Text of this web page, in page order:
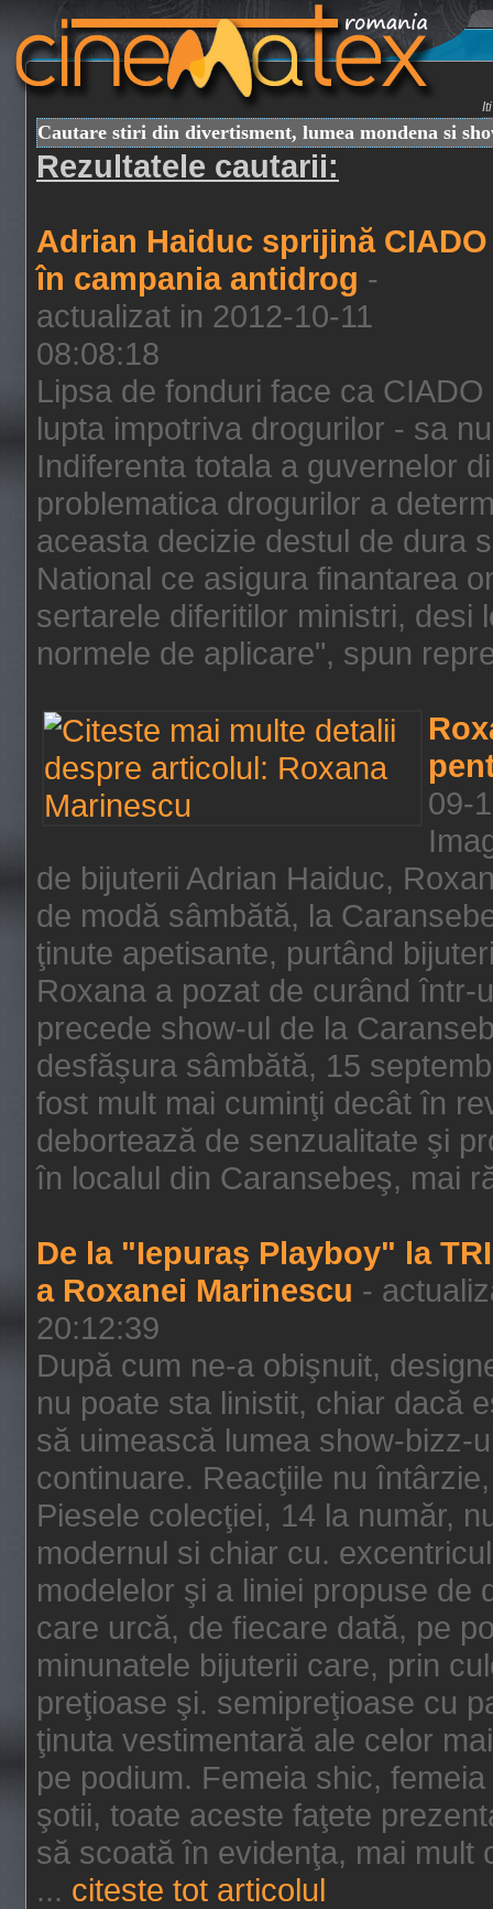
Cautare stiri din divertisment, lumea mondena si
Rezultatele cautarii:
Adrian Haiduc sprijină CIADO
în campania antidrog -
actualizat in 2012-10-11
08:08:18
Lipsa de fonduri face ca
lupta impotriva drogurilor - sa
Indiferenta totala a guvernelor
problematica drogurilor a
aceasta decizie destul de dura
National ce asigura finantarea
sertarele diferitilor ministri, desi
normele de aplicare", spun
09-
de bijuterii Adrian Haiduc,
de modă sâmbătă, la
ţinute apetisante, purtând
Roxana a pozat de curând
precede show-ul de la
desfăşura sâmbătă, 15
fost mult mai cuminţi decât în
debortează de senzualitate şi
în localul din Caransebeş, mai
De la "Iepuraș Playboy" la
a Roxanei Marinescu -
20:12:39
După cum ne-a obişnuit,
nu poate sta linistit, chiar dacă
să uimească lumea show-bizz-
continuare. Reacţiile nu
Piesele colecţiei, 14 la număr,
modernul si chiar cu.
modelelor şi a liniei propuse de
care urcă, de fiecare dată, pe
minunatele bijuterii care, prin
preţioase şi. semipreţioase cu
ţinuta vestimentară ale celor
pe podium. Femeia shic,
şotii, toate aceste faţete
să scoată în evidenţa, mai mult
... citeste tot articolul